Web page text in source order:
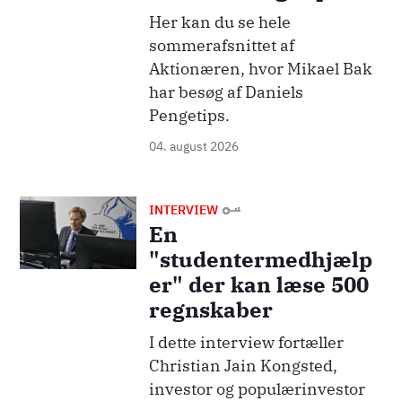
Her kan du se hele
sommerafsnittet af
Aktionæren, hvor Mikael Bak
har besøg af Daniels
Pengetips.
04. august 2026
Billede INTERVIEW
En
"studentermedhjælp
er" der kan læse 500
regnskaber
I dette interview fortæller
Christian Jain Kongsted,
investor og populærinvestor